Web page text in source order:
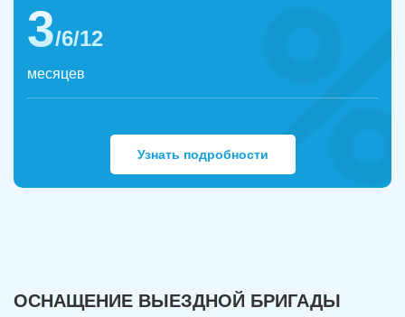
3/6/12
месяцев
Узнать подробности
ОСНАЩЕНИЕ ВЫЕЗДНОЙ БРИГАДЫ